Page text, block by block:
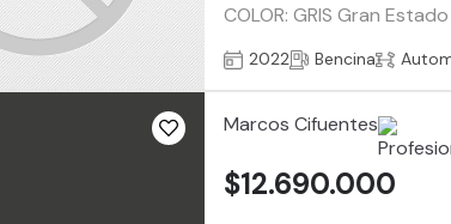
COLOR: GRIS Gran
2022 Bencina
Marcos Cifuentes
$12.690.000